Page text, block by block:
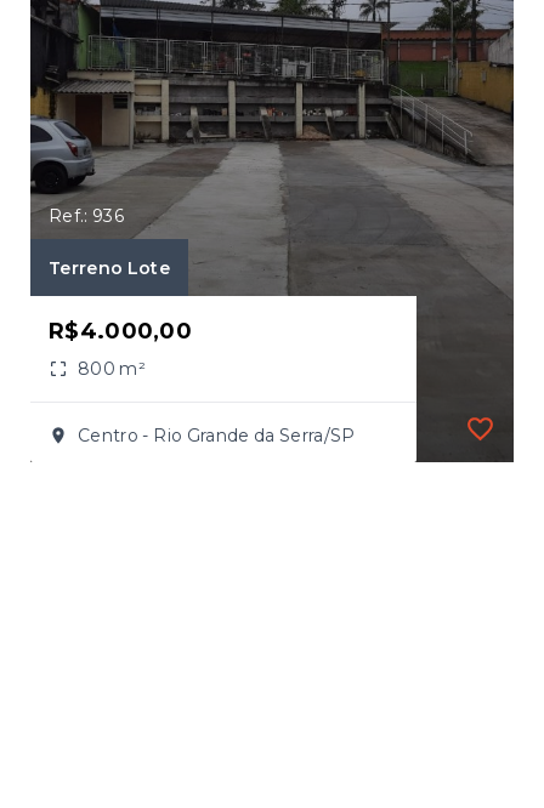
Ref.: 936
Terreno Lote
R$4.000,00
800 m²
Centro - Rio Grande da Serra/SP